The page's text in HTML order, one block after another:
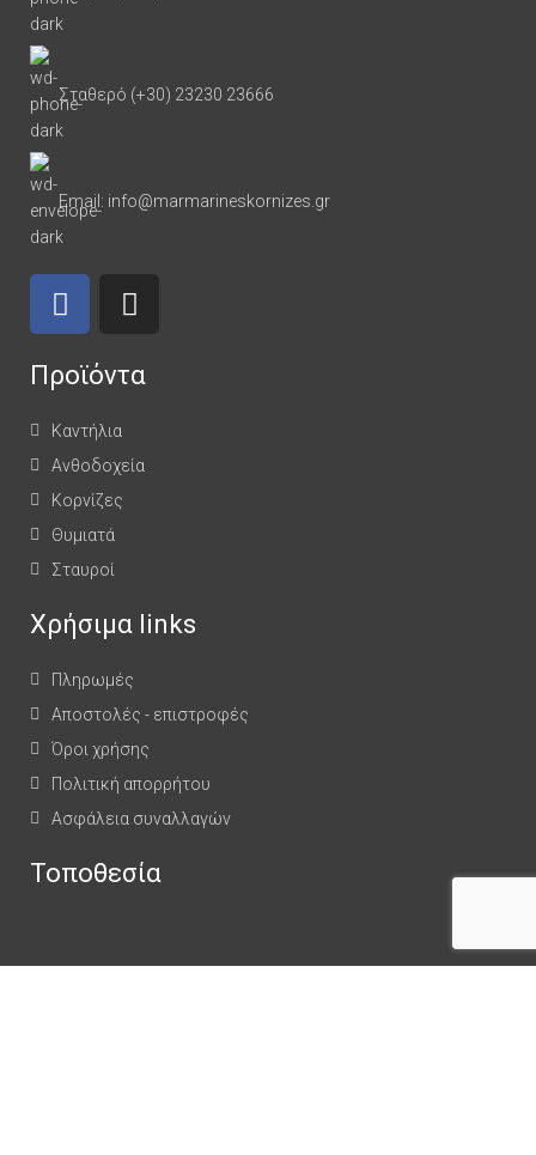
Σταθερό (+30) 23230 23666
Email: info@marmarineskornizes.gr
Προϊόντα
Καντήλια
Ανθοδοχεία
Κορνίζες
Θυμιατά
Σταυροί
Χρήσιμα links
Πληρωμές
Αποστολές - επιστροφές
Όροι χρήσης
Πολιτική απορρήτου
Ασφάλεια συναλλαγών
Τοποθεσία